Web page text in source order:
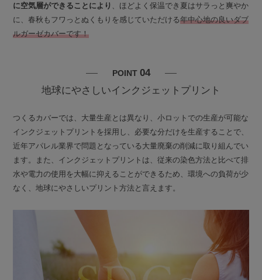
に空気層ができることにより
、ほどよく保温でき夏はサラっと爽やか
に、春秋もフワっとぬくもりを感じていただける年中心地の良いダブ
ルガーゼカバーです！
POINT 04
地球にやさしいインクジェットプリント
つくるカバーでは、大量生産とは異なり、小ロットでの生産が可能な
インクジェットプリントを採用し、必要な分だけを生産することで、
近年アパレル業界で問題となっている大量廃棄の削減に取り組んでい
ます。また、インクジェットプリントは、従来の染色方法と比べて排
水や電力の使用を大幅に抑えることができるため、環境への負荷が少
なく、地球にやさしいプリント方法と言えます。